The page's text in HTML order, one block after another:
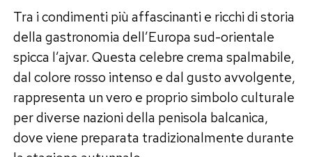
Tra i condimenti più affascinanti e ricchi di storia
della gastronomia dell’Europa sud-orientale
spicca l’ajvar. Questa celebre crema spalmabile,
dal colore rosso intenso e dal gusto avvolgente,
rappresenta un vero e proprio simbolo culturale
per diverse nazioni della penisola balcanica,
dove viene preparata tradizionalmente durante